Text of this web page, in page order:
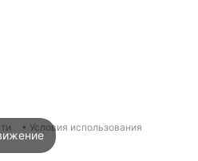
• Условия использования